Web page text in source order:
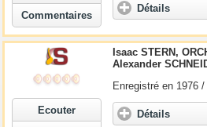
Commentaires
Détails
Ecouter
Isaac STERN,
Alexander
Enregistré en 1976
Détails